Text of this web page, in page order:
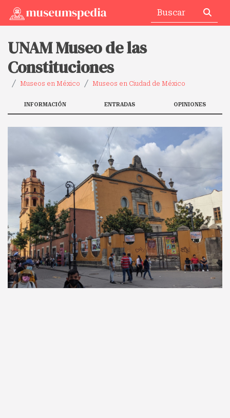
UNAM Museo de las
Constituciones
Museos en México Museos en Ciudad de México
INFORMACIÓN ENTRADAS OPINIONES